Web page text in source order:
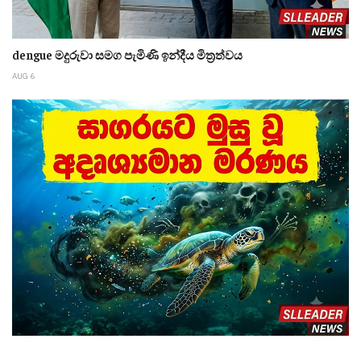
dengue මදුරුවා සමග පැමිණි ඉන්දීය මිත්‍රත්වය
AUG 6